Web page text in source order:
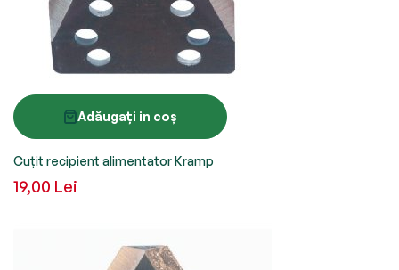
Adăugați in coș
Cuțit recipient alimentator Kramp
19,00 Lei